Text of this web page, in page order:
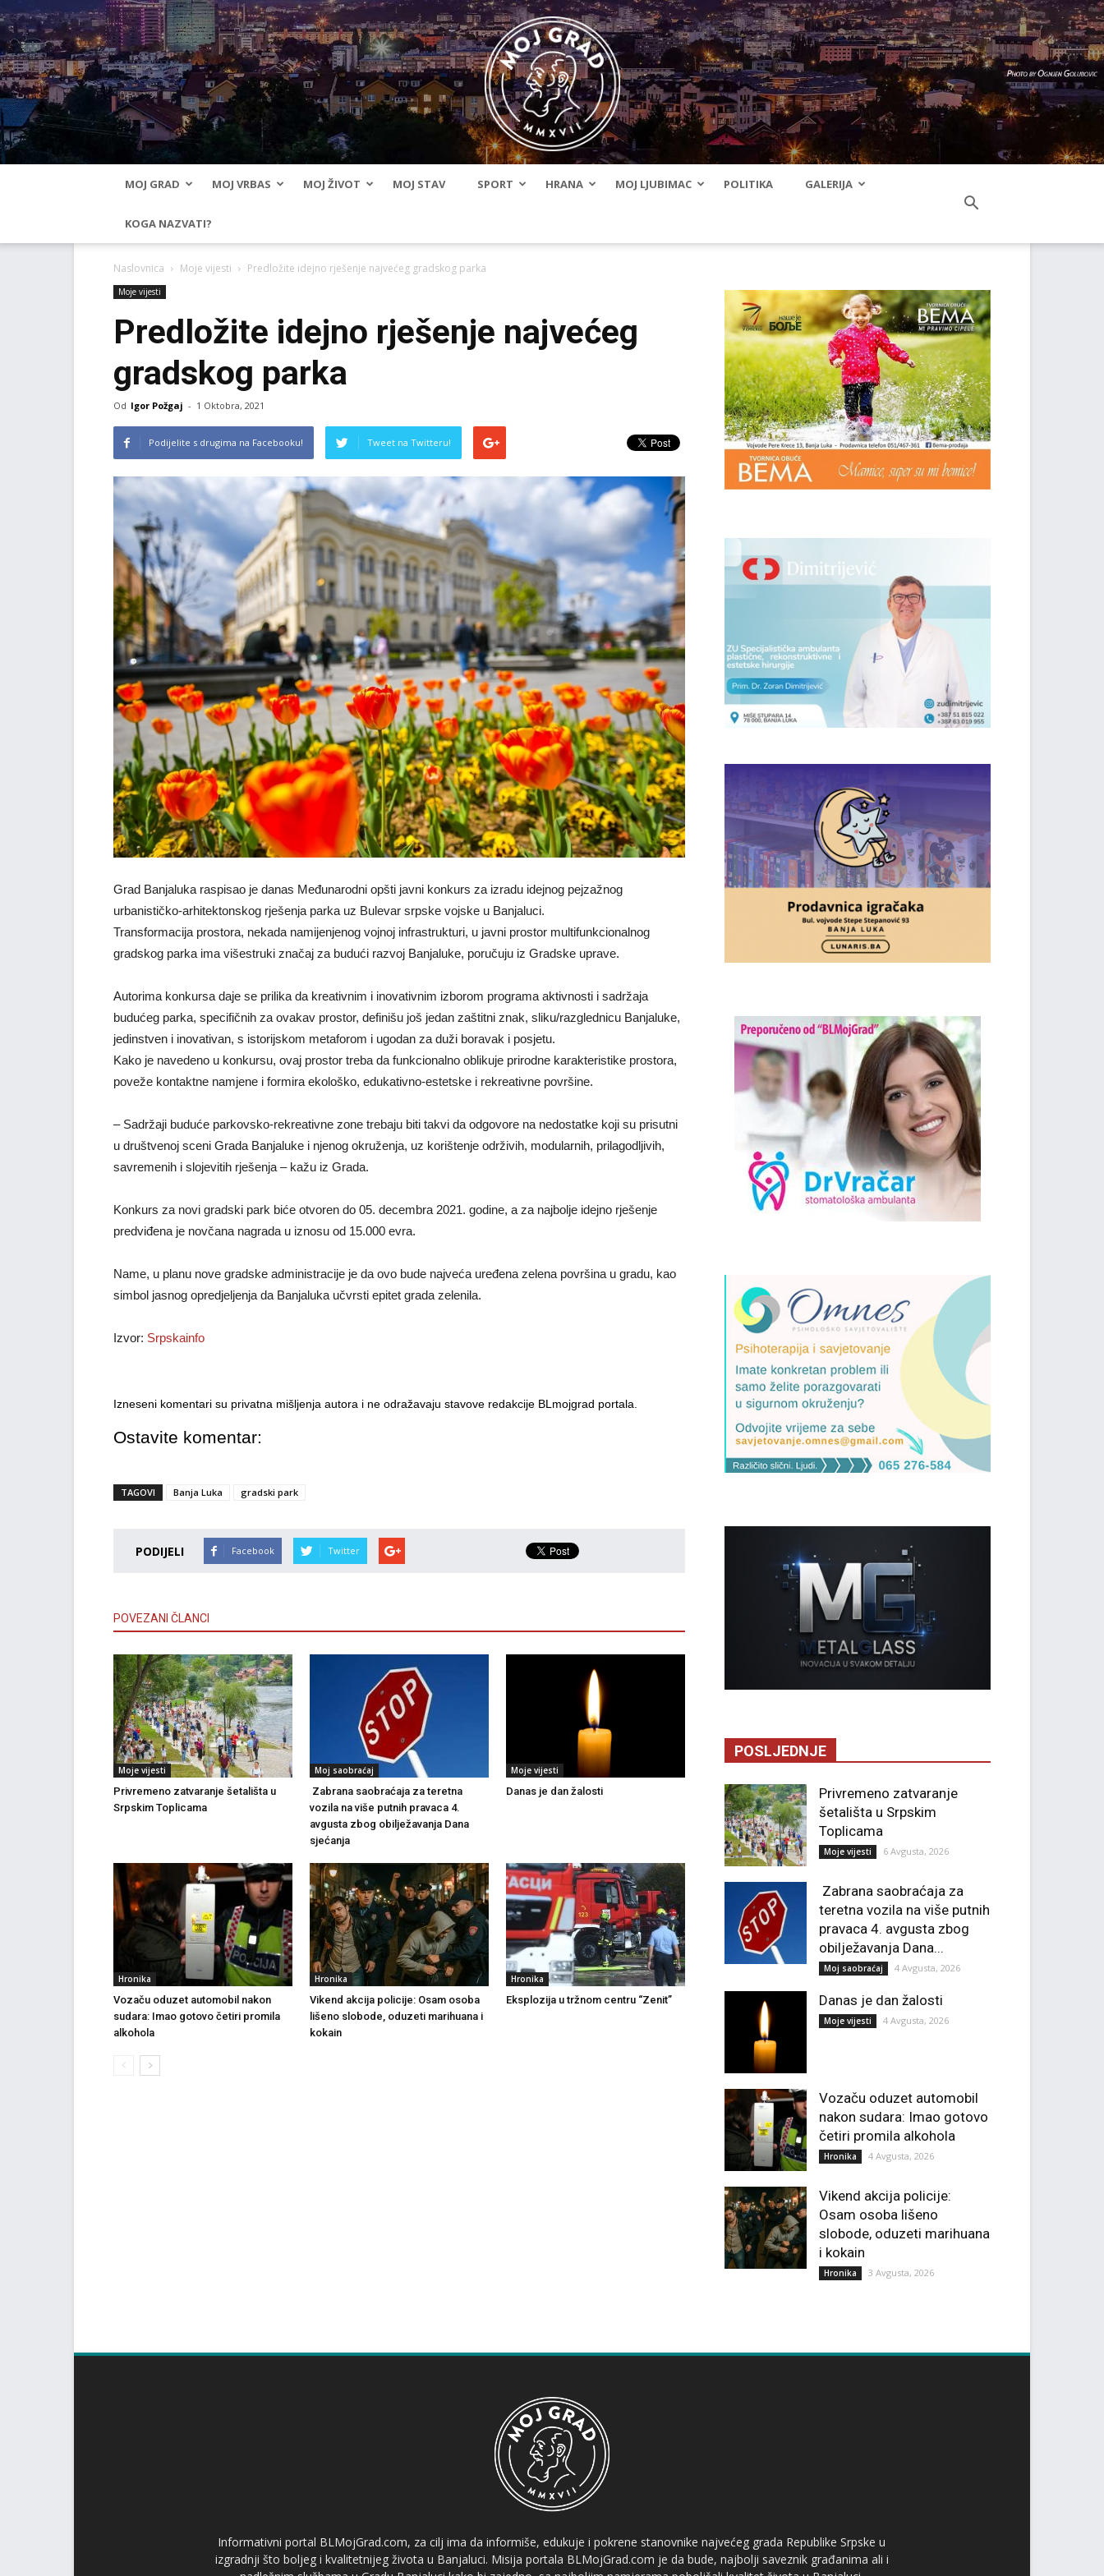
MOJ GRAD MOJ VRBAS MOJ ŽIVOT MOJ STAV SPORT HRANA MOJ LJUBIMAC POLITIKA GALERIJA
KOGA NAZVATI?
Naslovnica Moje vijesti Predložite idejno rješenje najvećeg gradskog parka
Moje vijesti
Predložite idejno rješenje najvećeg
gradskog parka
Od Igor Požgaj - 1 Oktobra, 2021
Podijelite s drugima na Facebooku! Tweet na Twitteru!
Grad Banjaluka raspisao je danas Međunarodni opšti javni konkurs za izradu idejnog pejzažnog
urbanističko-arhitektonskog rješenja parka uz Bulevar srpske vojske u Banjaluci.
Transformacija prostora, nekada namijenjenog vojnoj infrastrukturi, u javni prostor multifunkcionalnog
gradskog parka ima višestruki značaj za budući razvoj Banjaluke, poručuju iz Gradske uprave.
Autorima konkursa daje se prilika da kreativnim i inovativnim izborom programa aktivnosti i sadržaja
budućeg parka, specifičnih za ovakav prostor, definišu još jedan zaštitni znak, sliku/razglednicu Banjaluke,
jedinstven i inovativan, s istorijskom metaforom i ugodan za duži boravak i posjetu.
Kako je navedeno u konkursu, ovaj prostor treba da funkcionalno oblikuje prirodne karakteristike prostora,
poveže kontaktne namjene i formira ekološko, edukativno-estetske i rekreativne površine.
– Sadržaji buduće parkovsko-rekreativne zone trebaju biti takvi da odgovore na nedostatke koji su prisutni
u društvenoj sceni Grada Banjaluke i njenog okruženja, uz korištenje održivih, modularnih, prilagodljivih,
savremenih i slojevitih rješenja – kažu iz Grada.
Konkurs za novi gradski park biće otvoren do 05. decembra 2021. godine, a za najbolje idejno rješenje
predviđena je novčana nagrada u iznosu od 15.000 evra.
Name, u planu nove gradske administracije je da ovo bude najveća uređena zelena površina u gradu, kao
simbol jasnog opredjeljenja da Banjaluka učvrsti epitet grada zelenila.
Izvor: Srpskainfo
Izneseni komentari su privatna mišljenja autora i ne odražavaju stavove redakcije BLmojgrad portala.
Ostavite komentar:
TAGOVI Banja Luka gradski park
PODIJELI Facebook Twitter
POVEZANI ČLANCI
Moje vijesti
Privremeno zatvaranje šetališta u
Srpskim Toplicama
Moj saobraćaj
Zabrana saobraćaja za teretna
vozila na više putnih pravaca 4.
avgusta zbog obilježavanja Dana
sjećanja
Moje vijesti
Danas je dan žalosti
Hronika
Vozaču oduzet automobil nakon
sudara: Imao gotovo četiri promila
alkohola
Hronika
Vikend akcija policije: Osam osoba
lišeno slobode, oduzeti marihuana i
kokain
Hronika
Eksplozija u tržnom centru “Zenit”
POSLJEDNJE
Privremeno zatvaranje
šetališta u Srpskim
Toplicama
Moje vijesti 6 Avgusta, 2026
Zabrana saobraćaja za
teretna vozila na više putnih
pravaca 4. avgusta zbog
obilježavanja Dana...
Moj saobraćaj 4 Avgusta, 2026
Danas je dan žalosti
Moje vijesti 4 Avgusta, 2026
Vozaču oduzet automobil
nakon sudara: Imao gotovo
četiri promila alkohola
Hronika 4 Avgusta, 2026
Vikend akcija policije:
Osam osoba lišeno
slobode, oduzeti marihuana
i kokain
Hronika 3 Avgusta, 2026
Informativni portal BLMojGrad.com, za cilj ima da informiše, edukuje i pokrene stanovnike najvećeg grada Republike Srpske u
izgradnji što boljeg i kvalitetnijeg života u Banjaluci. Misija portala BLMojGrad.com je da bude, najbolji saveznik građanima ali i